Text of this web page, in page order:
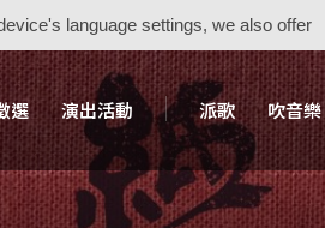
language settings, we also offer
選 演出活動 派歌 吹音樂